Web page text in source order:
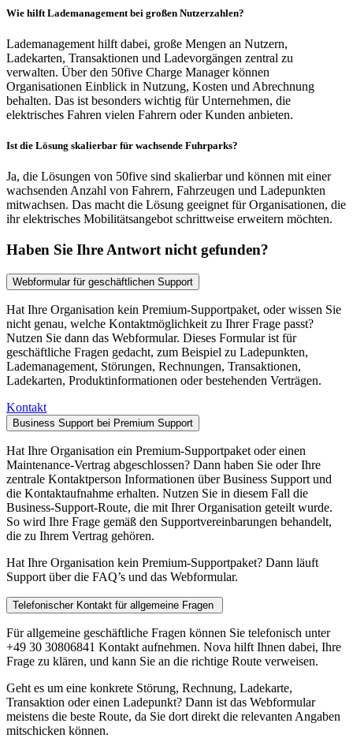
Wie hilft Lademanagement bei großen Nutzerzahlen?
Lademanagement hilft dabei, große Mengen an Nutzern,
Ladekarten, Transaktionen und Ladevorgängen zentral zu
verwalten. Über den 50five Charge Manager können
Organisationen Einblick in Nutzung, Kosten und Abrechnung
behalten. Das ist besonders wichtig für Unternehmen, die
elektrisches Fahren vielen Fahrern oder Kunden anbieten.
Ist die Lösung skalierbar für wachsende Fuhrparks?
Ja, die Lösungen von 50five sind skalierbar und können mit einer
wachsenden Anzahl von Fahrern, Fahrzeugen und Ladepunkten
mitwachsen. Das macht die Lösung geeignet für Organisationen, die
ihr elektrisches Mobilitätsangebot schrittweise erweitern möchten.
Haben Sie Ihre Antwort nicht gefunden?
Webformular für geschäftlichen Support
Hat Ihre Organisation kein Premium-Supportpaket, oder wissen Sie
nicht genau, welche Kontaktmöglichkeit zu Ihrer Frage passt?
Nutzen Sie dann das Webformular. Dieses Formular ist für
geschäftliche Fragen gedacht, zum Beispiel zu Ladepunkten,
Lademanagement, Störungen, Rechnungen, Transaktionen,
Ladekarten, Produktinformationen oder bestehenden Verträgen.
Kontakt
Business Support bei Premium Support
Hat Ihre Organisation ein Premium-Supportpaket oder einen
Maintenance-Vertrag abgeschlossen? Dann haben Sie oder Ihre
zentrale Kontaktperson Informationen über Business Support und
die Kontaktaufnahme erhalten. Nutzen Sie in diesem Fall die
Business-Support-Route, die mit Ihrer Organisation geteilt wurde.
So wird Ihre Frage gemäß den Supportvereinbarungen behandelt,
die zu Ihrem Vertrag gehören.
Hat Ihre Organisation kein Premium-Supportpaket? Dann läuft
Support über die FAQ’s und das Webformular.
Telefonischer Kontakt für allgemeine Fragen
Für allgemeine geschäftliche Fragen können Sie telefonisch unter
+49 30 30806841 Kontakt aufnehmen. Nova hilft Ihnen dabei, Ihre
Frage zu klären, und kann Sie an die richtige Route verweisen.
Geht es um eine konkrete Störung, Rechnung, Ladekarte,
Transaktion oder einen Ladepunkt? Dann ist das Webformular
meistens die beste Route, da Sie dort direkt die relevanten Angaben
mitschicken können.